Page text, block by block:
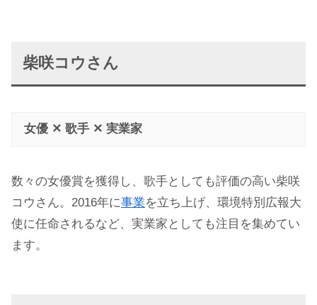
柴咲コウさん
女優 ✕ 歌手 ✕ 実業家
数々の女優賞を獲得し、歌手としても評価の高い柴咲
コウさん。2016年に事業を立ち上げ、環境特別広報大
使に任命されるなど、実業家としても注目を集めてい
ます。